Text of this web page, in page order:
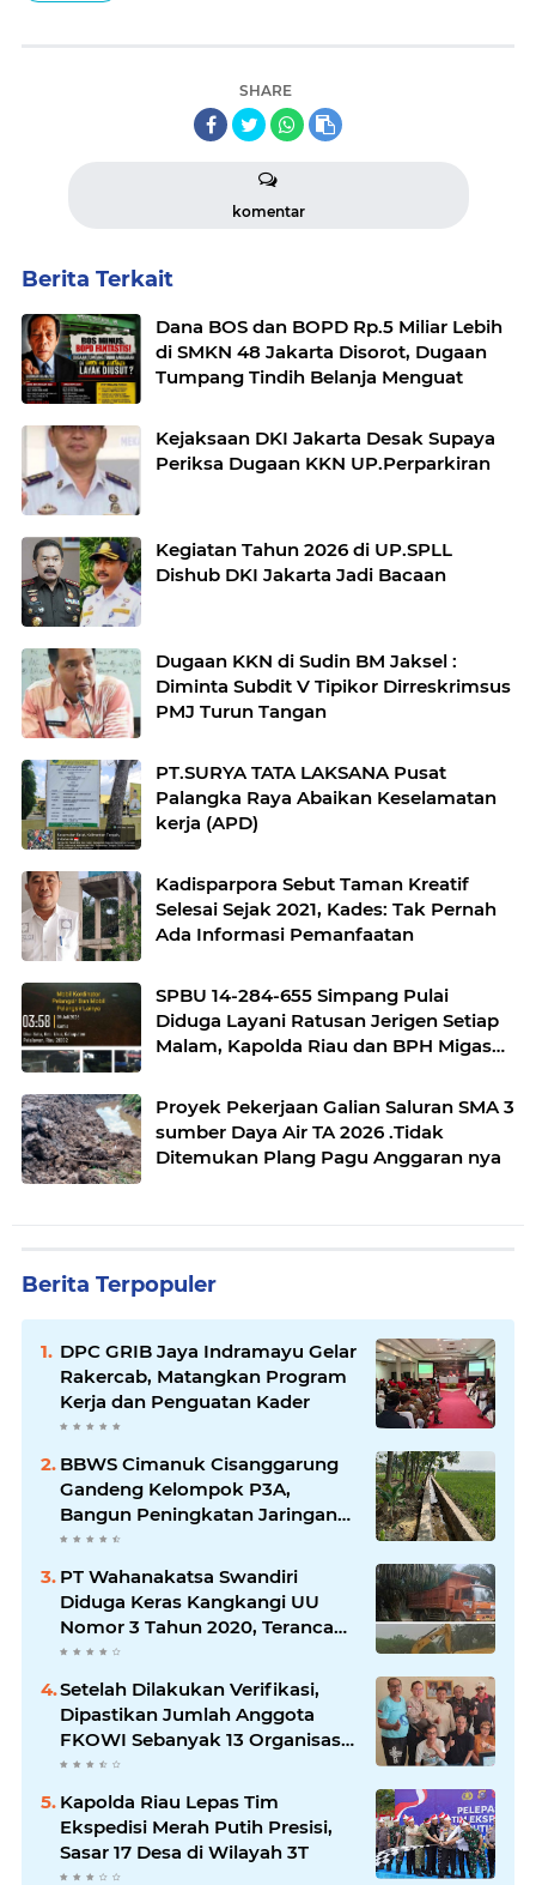
SHARE
komentar
Berita Terkait
Dana BOS dan BOPD Rp.5 Miliar Lebih
di SMKN 48 Jakarta Disorot, Dugaan
Tumpang Tindih Belanja Menguat
Kejaksaan DKI Jakarta Desak Supaya
Periksa Dugaan KKN UP.Perparkiran
Kegiatan Tahun 2026 di UP.SPLL
Dishub DKI Jakarta Jadi Bacaan
Dugaan KKN di Sudin BM Jaksel :
Diminta Subdit V Tipikor Dirreskrimsus
PMJ Turun Tangan
PT.SURYA TATA LAKSANA Pusat
Palangka Raya Abaikan Keselamatan
kerja (APD)
Kadisparpora Sebut Taman Kreatif
Selesai Sejak 2021, Kades: Tak Pernah
Ada Informasi Pemanfaatan
SPBU 14-284-655 Simpang Pulai
Diduga Layani Ratusan Jerigen Setiap
Malam, Kapolda Riau dan BPH Migas
Proyek Pekerjaan Galian Saluran SMA 3
sumber Daya Air TA 2026 .Tidak
Ditemukan Plang Pagu Anggaran nya
Berita Terpopuler
DPC GRIB Jaya Indramayu Gelar
Rakercab, Matangkan Program
Kerja dan Penguatan Kader
BBWS Cimanuk Cisanggarung
Gandeng Kelompok P3A,
Bangun Peningkatan Jaringan
Irigasi untuk Dukung
Ketahanan Pangan
PT Wahanakatsa Swandiri
Diduga Keras Kangkangi UU
Nomor 3 Tahun 2020, Terancam
Pidana Dan Denda
Setelah Dilakukan Verifikasi,
Dipastikan Jumlah Anggota
FKOWI Sebanyak 13 Organisasi
Wartawan Sekabupaten
Indramayu
Kapolda Riau Lepas Tim
Ekspedisi Merah Putih Presisi,
Sasar 17 Desa di Wilayah 3T